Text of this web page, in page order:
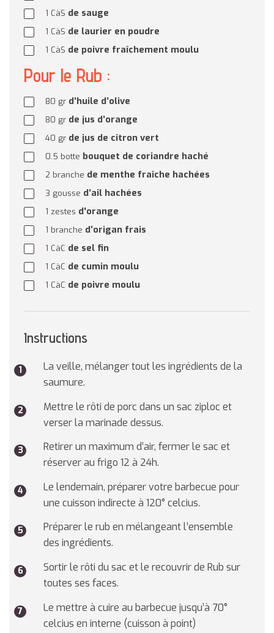
1 CàS de sauge
1 CàS de laurier en poudre
1 CàS de poivre fraîchement moulu
Pour le Rub :
80 gr d’huile d’olive
80 gr de jus d’orange
40 gr de jus de citron vert
0.5 botte bouquet de coriandre haché
2 branche de menthe fraîche hachées
3 gousse d’ail hachées
1 zestes d'orange
1 branche d’origan frais
1 CàC de sel fin
1 CàC de cumin moulu
1 CàC de poivre moulu
Instructions
La veille, mélanger tout les ingrédients de la
saumure.
Mettre le rôti de porc dans un sac ziploc et
verser la marinade dessus.
Retirer un maximum d’air, fermer le sac et
réserver au frigo 12 à 24h.
Le lendemain, préparer votre barbecue pour
une cuisson indirecte à 120° celcius.
Préparer le rub en mélangeant l’ensemble
des ingrédients.
Sortir le rôti du sac et le recouvrir de Rub sur
toutes ses faces.
Le mettre à cuire au barbecue jusqu’à 70°
celcius en interne (cuisson à point)